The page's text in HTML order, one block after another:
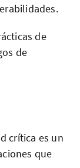
de
de
crítica es un
que